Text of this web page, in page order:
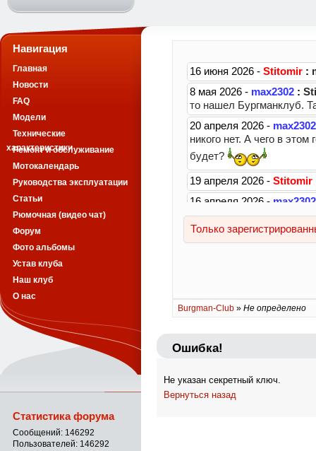
Burgman-Club » Не определено
Ошибка!
Не указан секретный ключ.
Вернуться назад
Навигация
Главная
Новости
FAQ
Модели
Технические
характеристики
Ремонт и обслуживание
Мотокалендарь
Руководства эксплуатации
Статьи
Рюмочная (видео чат)
Форум
Фото альбомы
Устав клуба
Наш клуб
О нас
Статистика форума
Сообщений: 146292
Пользователей: 146292